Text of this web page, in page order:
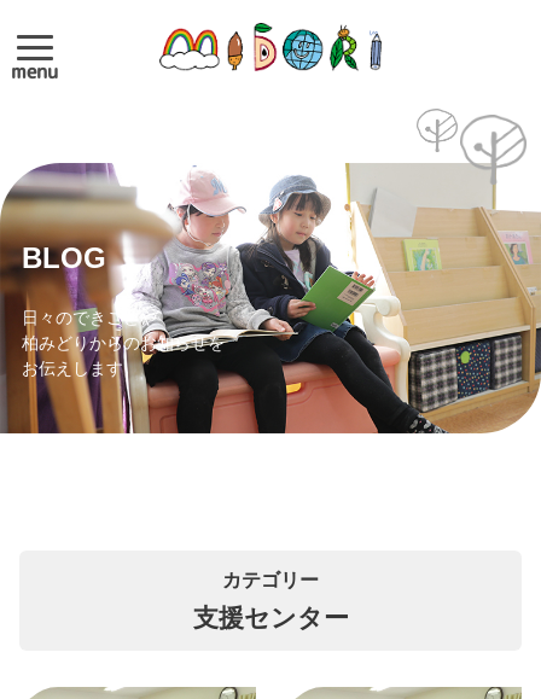
menu
BLOG
日々のできごとや
柏みどりからのお知らせを
お伝えします
カテゴリー
支援センター